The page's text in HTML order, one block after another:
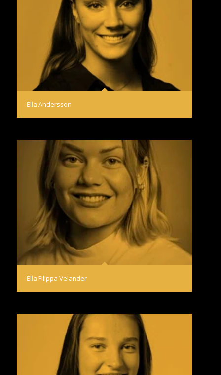
Ella Andersson
Ella Filippa Velander